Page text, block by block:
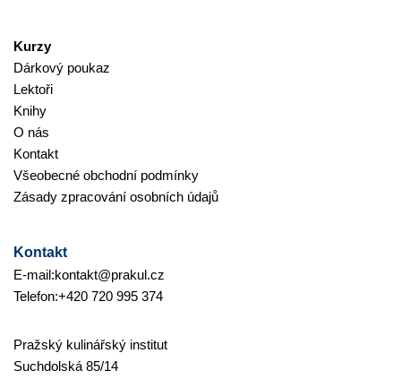
Kurzy
Dárkový poukaz
Lektoři
Knihy
O nás
Kontakt
Všeobecné obchodní podmínky
Zásady zpracování osobních údajů
Kontakt
E-mail:kontakt@prakul.cz
Telefon:+420 720 995 374
Pražský kulinářský institut
Suchdolská 85/14